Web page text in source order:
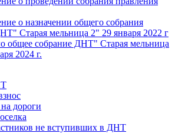
о назначении общего собрания
Старая мельница 2" 29 января 2022 г
общее собрание ДНТ" Старая мельница
2024 г.
дороги
не вступивших в ДНТ